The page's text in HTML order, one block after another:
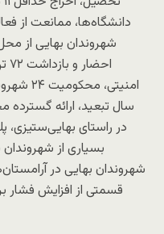
شهروندان بهایی از
سال تبعید، ارائه
در راستای
بسیاری از
شهروندان بهایی در
قسمتی از افزایش فشار